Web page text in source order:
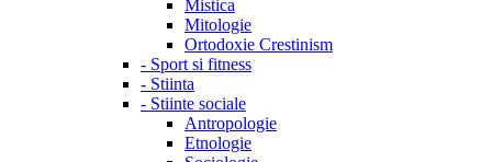
Mistica
Mitologie
Ortodoxie Crestinism
- Sport si fitness
- Stiinta
- Stiinte sociale
Antropologie
Etnologie